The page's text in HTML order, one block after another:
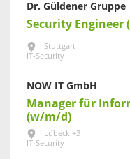
Dr. Güldener Gruppe
Security Engineer
Stuttgart
IT-Security
NOW IT GmbH
Manager für
(w/m/d)
Lübeck +3
IT-Security